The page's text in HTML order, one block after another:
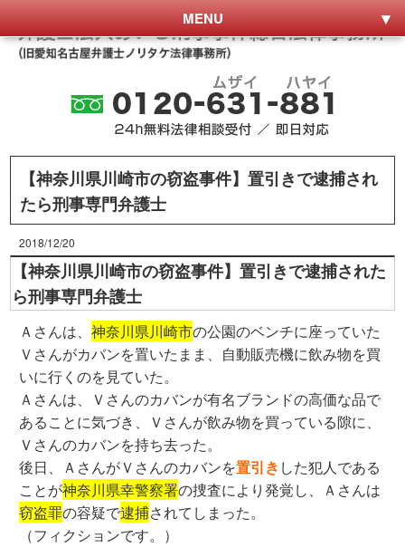
MENU
【神奈川県川崎市の窃盗事件】置引きで逮捕され
たら刑事専門弁護士
2018/12/20
【神奈川県川崎市の窃盗事件】置引きで逮捕された
ら刑事専門弁護士
Ａさんは、神奈川県川崎市の公園のベンチに座っていた
Ｖさんがカバンを置いたまま、自動販売機に飲み物を買
いに行くのを見ていた。
Ａさんは、Ｖさんのカバンが有名ブランドの高価な品で
あることに気づき、Ｖさんが飲み物を買っている隙に、
Ｖさんのカバンを持ち去った。
後日、ＡさんがＶさんのカバンを置引き した犯人である
ことが神奈川県幸警察署の捜査により発覚し、Ａさんは
窃盗罪の容疑で逮捕されてしまった。
（フィクションです。）